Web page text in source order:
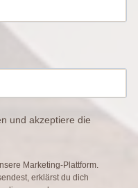
und akzeptiere die
Marketing-Plattform.
erklärst du dich